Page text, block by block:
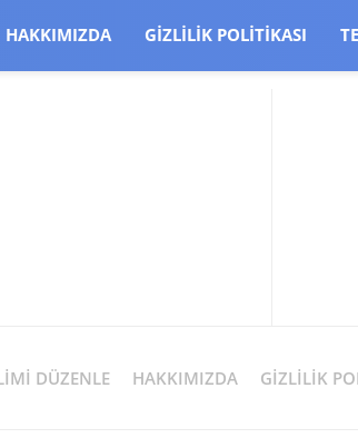
HAKKIMIZDA GIZLILIK POLITIKASI
DÜZENLE HAKKIMIZDA GIZLILIK